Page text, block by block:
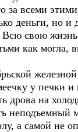
всеми
деньги, но
свою
как могла,
у печки
дрова на
а самой не